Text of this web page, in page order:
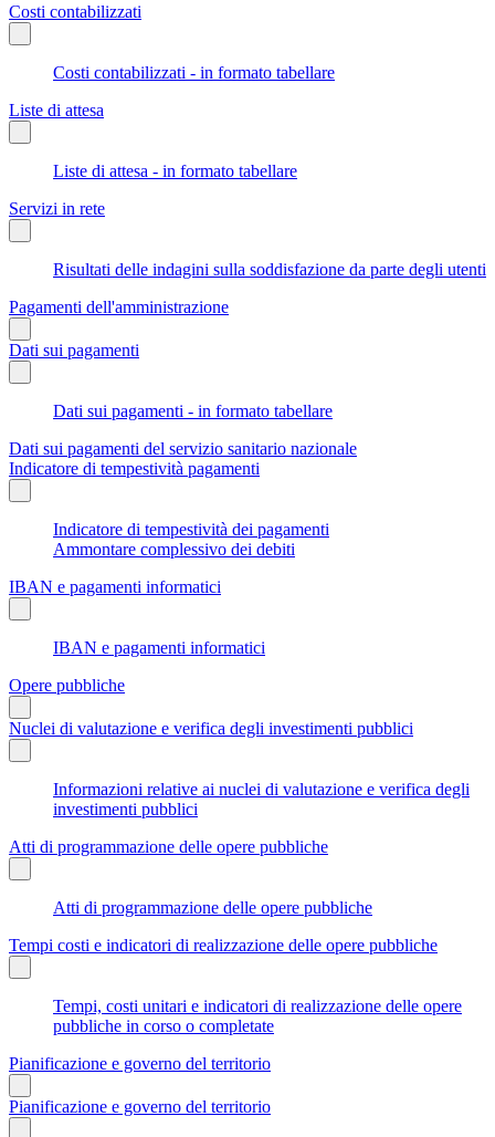
Costi contabilizzati
Costi contabilizzati - in formato tabellare
Liste di attesa
Liste di attesa - in formato tabellare
Servizi in rete
Risultati delle indagini sulla soddisfazione da parte degli utenti
Pagamenti dell'amministrazione
Dati sui pagamenti
Dati sui pagamenti - in formato tabellare
Dati sui pagamenti del servizio sanitario nazionale
Indicatore di tempestività pagamenti
Indicatore di tempestività dei pagamenti
Ammontare complessivo dei debiti
IBAN e pagamenti informatici
IBAN e pagamenti informatici
Opere pubbliche
Nuclei di valutazione e verifica degli investimenti pubblici
Informazioni relative ai nuclei di valutazione e verifica degli
investimenti pubblici
Atti di programmazione delle opere pubbliche
Atti di programmazione delle opere pubbliche
Tempi costi e indicatori di realizzazione delle opere pubbliche
Tempi, costi unitari e indicatori di realizzazione delle opere
pubbliche in corso o completate
Pianificazione e governo del territorio
Pianificazione e governo del territorio